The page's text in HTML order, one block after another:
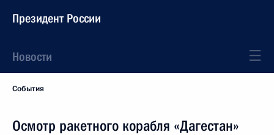
Президент России
Новости
События
Осмотр ракетного корабля «Дагестан»